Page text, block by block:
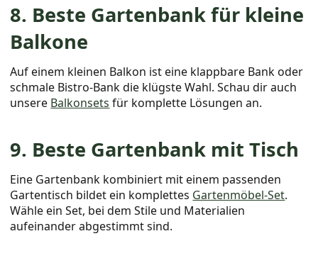
8. Beste Gartenbank für kleine
Balkone
Auf einem kleinen Balkon ist eine klappbare Bank oder
schmale Bistro-Bank die klügste Wahl. Schau dir auch
unsere Balkonsets für komplette Lösungen an.
9. Beste Gartenbank mit Tisch
Eine Gartenbank kombiniert mit einem passenden
Gartentisch bildet ein komplettes Gartenmöbel-Set.
Wähle ein Set, bei dem Stile und Materialien
aufeinander abgestimmt sind.